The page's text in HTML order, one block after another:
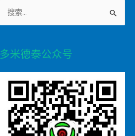
r
多米德泰公众号